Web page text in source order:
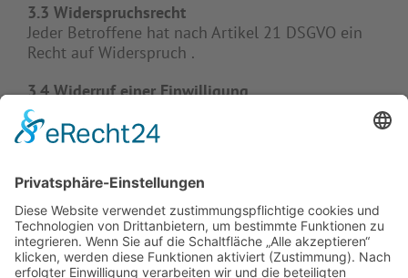
3.3 Widerspruchsrecht
Jeder Betroffene hat nach Artikel 21 DSGVO ein
Recht auf Widerspruch .
3.4 Widerruf einer Einwilligung
Eine erteilte Einwilligung in die Verarbeitung
personenbezogener Daten können Sie jederzeit
der Geltung der DSGVO, also vor dem 25. Mai
2018, uns gegenüber erteilt worden sind. Bitte
beachten Sie, dass der Widerruf erst für die
Zukunft wirkt. Verarbeitungen, die vor dem
Widerruf erfolgt sind, sind davon nicht betroffen